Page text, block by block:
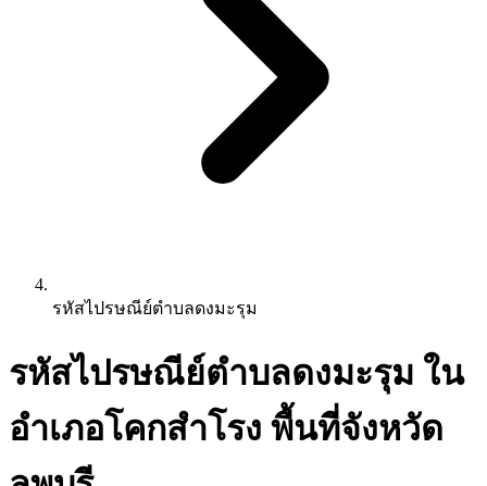
รหัสไปรษณีย์ตำบลดงมะรุม
รหัสไปรษณีย์ตำบลดงมะรุม ใน
อำเภอโคกสำโรง พื้นที่จังหวัด